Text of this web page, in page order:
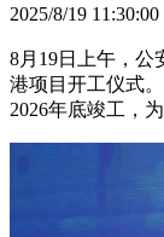
2025/8/19 11:30:00
8月19日上午，公
港项目开工仪式
2026年底竣工，